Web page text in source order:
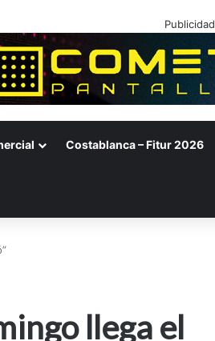
Publicidad
Costablanca – Fitur 2026
llega el